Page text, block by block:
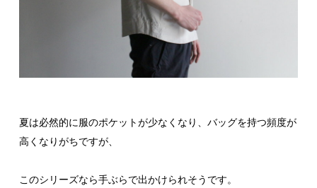
夏は必然的に服のポケットが少なくなり、バッグを持つ頻度が
高くなりがちですが、
このシリーズなら手ぶらで出かけられそうです。